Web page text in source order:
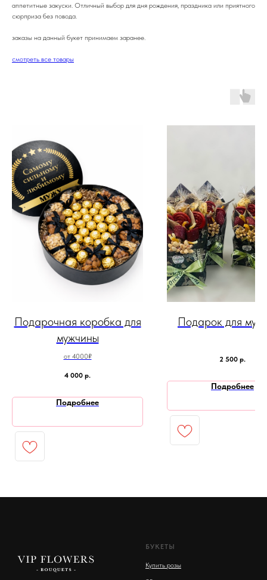
аппетитные закуски. Отличный выбор для дня рождения, праздника или приятного
сюрприза без повода.
заказы на данный букет принимаем заранее.
смотреть все товары
Подарочная коробка для
мужчины
от 4000₽
4 000 р.
Подробнее
Подарок для
2 500 р.
Подробнее
БУКЕТЫ
Купить розы